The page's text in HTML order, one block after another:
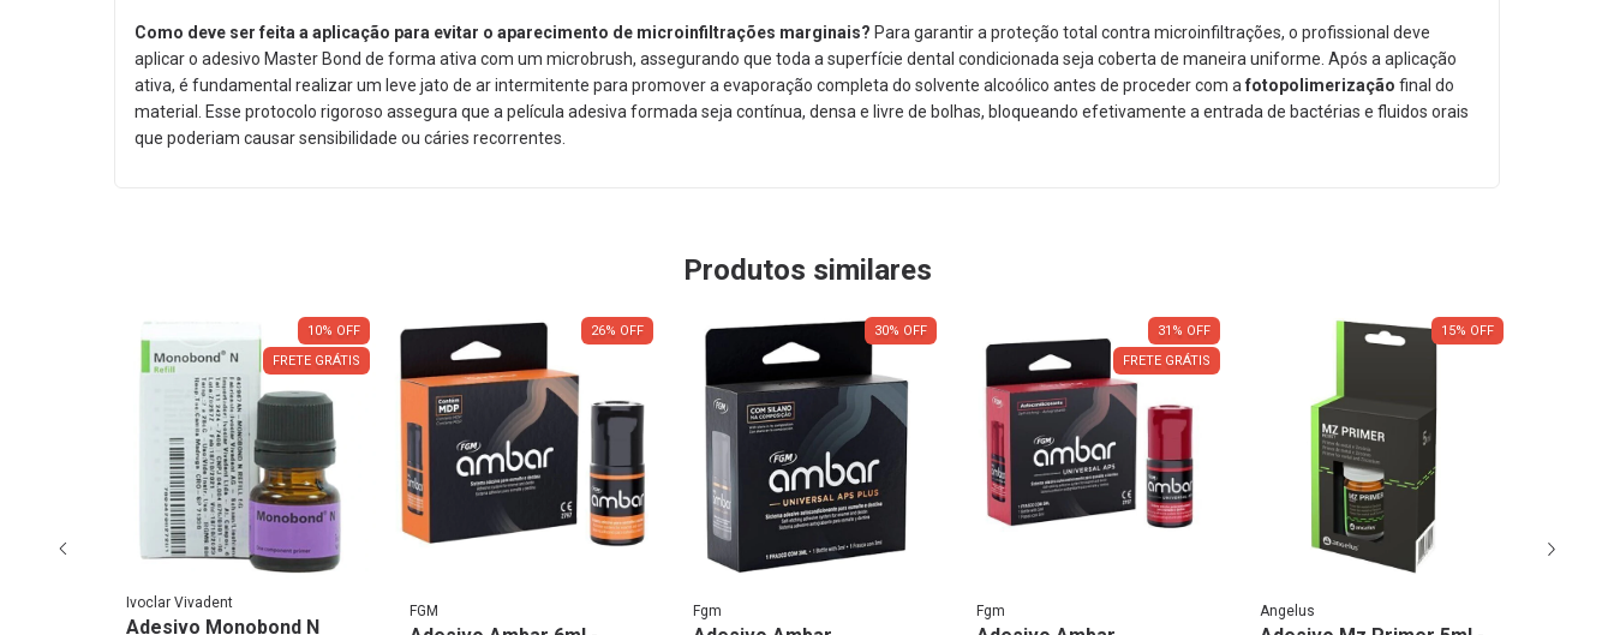
Como deve ser feita a aplicação para evitar o aparecimento de microinfiltrações marginais? Para garantir a proteção total contra microinfiltrações, o profissional deve
aplicar o adesivo Master Bond de forma ativa com um microbrush, assegurando que toda a superfície dental condicionada seja coberta de maneira uniforme. Após a aplicação
ativa, é fundamental realizar um leve jato de ar intermitente para promover a evaporação completa do solvente alcoólico antes de proceder com a fotopolimerização final do
material.
Esse protocolo rigoroso assegura que a película adesiva formada seja contínua, densa e livre de bolhas, bloqueando efetivamente a entrada de bactérias e fluidos orais
que poderiam causar sensibilidade ou cáries recorrentes.
Produtos similares
10% OFF
FRETE GRÁTIS
Ivoclar Vivadent
Adesivo Monobond N
26% OFF
FGM
30% OFF
Fgm
31 % OFF
FRETE GRÁTIS
Fgm
15% OFF
Angelus